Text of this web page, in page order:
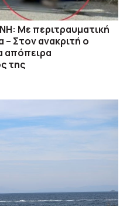
Με περιτραυματική
– Στον ανακριτή ο
απόπειρα
της